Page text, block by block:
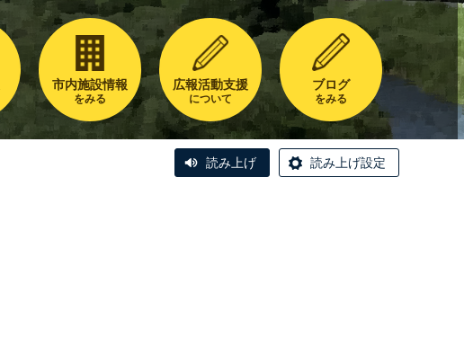
市内施設情報
をみる
広報活動支援
について
ブログ
をみる
読み上げ 読み上げ設定